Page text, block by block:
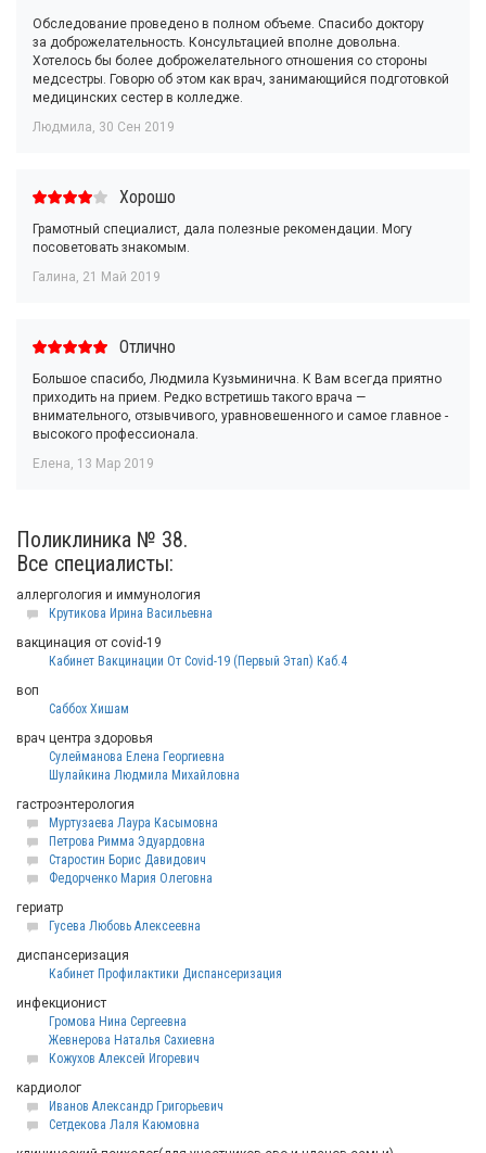
Обследование проведено в полном объеме. Спасибо доктору
за доброжелательность. Консультацией вполне довольна.
Хотелось бы более доброжелательного отношения со стороны
медсестры. Говорю об этом как врач, занимающийся подготовкой
медицинских сестер в колледже.
Людмила, 30 Сен 2019
Хорошо
Грамотный специалист, дала полезные рекомендации. Могу
посоветовать знакомым.
Галина, 21 Май 2019
Отлично
Большое спасибо, Людмила Кузьминична. К Вам всегда приятно
приходить на прием. Редко встретишь такого врача —
внимательного, отзывчивого, уравновешенного и самое главное -
высокого профессионала.
Елена, 13 Мар 2019
Поликлиника № 38.
Все специалисты:
аллергология и иммунология
Крутикова Ирина Васильевна
вакцинация от covid-19
Кабинет Вакцинации От Covid-19 (Первый Этап) Каб.4
воп
Саббох Хишам
врач центра здоровья
Сулейманова Елена Георгиевна
Шулайкина Людмила Михайловна
гастроэнтерология
Муртузаева Лаура Касымовна
Петрова Римма Эдуардовна
Старостин Борис Давидович
Федорченко Мария Олеговна
гериатр
Гусева Любовь Алексеевна
диспансеризация
Кабинет Профилактики Диспансеризация
инфекционист
Громова Нина Сергеевна
Жевнерова Наталья Сахиевна
Кожухов Алексей Игоревич
кардиолог
Иванов Александр Григорьевич
Сетдекова Лаля Каюмовна